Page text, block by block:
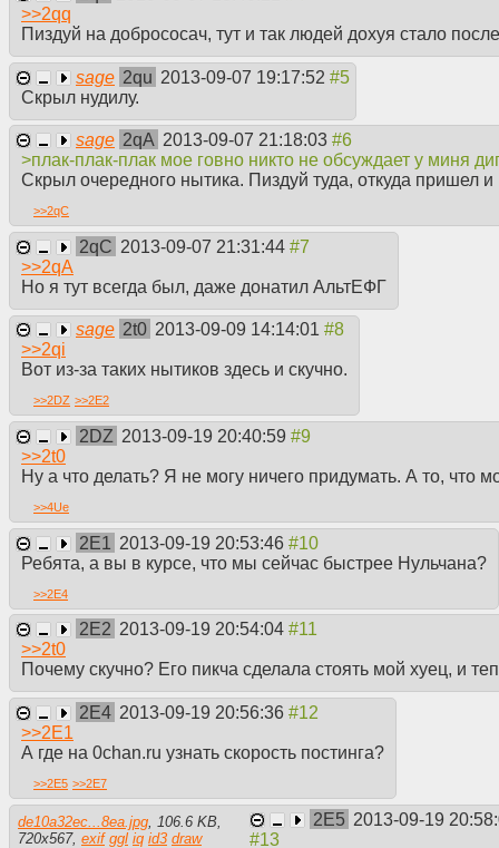
>>2qq
Пиздуй на добрососач, тут и так людей дохуя стало
sage 2qu 2013-09-07 19:17:52
Скрыл нудилу.
sage 2qA 2013-09-07 21:18:03
>плак-плак-плак мое говно никто не обсуждает у миня
Скрыл очередного нытика. Пиздуй туда, откуда пришел и
>>2qC
2qC 2013-09-07 21:31:44
>>2qA
Но я тут всегда был, даже донатил АльтЕФГ
sage 2t0 2013-09-09 14:14:01
>>2qi
Вот из-за таких нытиков здесь и скучно.
>>2DZ >>2E2
2DZ 2013-09-19 20:40:59
>>2t0
Ну а что делать? Я не могу ничего придумать. А то, что
>>4Ue
2E1 2013-09-19 20:53:46
Ребята, а вы в курсе, что мы сейчас быстрее Нульчана?
>>2E4
2E2 2013-09-19 20:54:04
>>2t0
Почему скучно? Его пикча сделала стоять мой хуец, и
2E4 2013-09-19 20:56:36
>>2E1
А где на 0chan.ru узнать скорость постинга?
>>2E5 >>2E7
de10a32ec...8ea.jpg 106.6 KB
720x567, exif ggl iq id3 draw
2E5 2013-09-19